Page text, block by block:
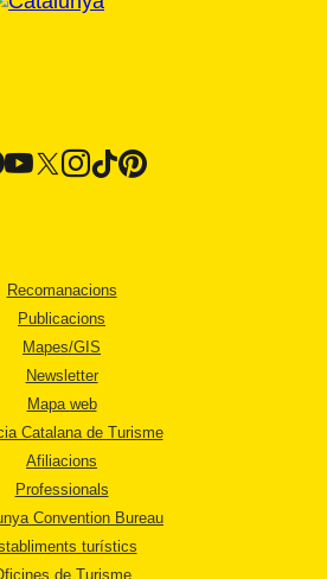
Recomanacions
Publicacions
Mapes/GIS
Newsletter
Mapa web
Catalana de Turisme
Afiliacions
Professionals
Convention Bureau
turístics
de Turisme